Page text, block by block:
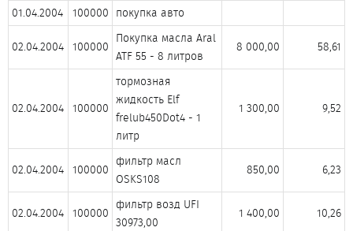
01.04.2004​ 100000​ покупка авто​
02.04.2004​ 100000​
Покупка масла Aral
ATF 55 - 8 литров​
8 000,00​ 58,61​
02.04.2004​ 100000​
тормозная
жидкость Elf
frelub450Dot4 - 1
литр​
1 300,00​ 9,52​
02.04.2004​ 100000​
фильтр масл
OSKS108​
850,00​ 6,23​
02.04.2004​ 100000​
фильтр возд UFI
30973,00​
1 400,00​ 10,26​